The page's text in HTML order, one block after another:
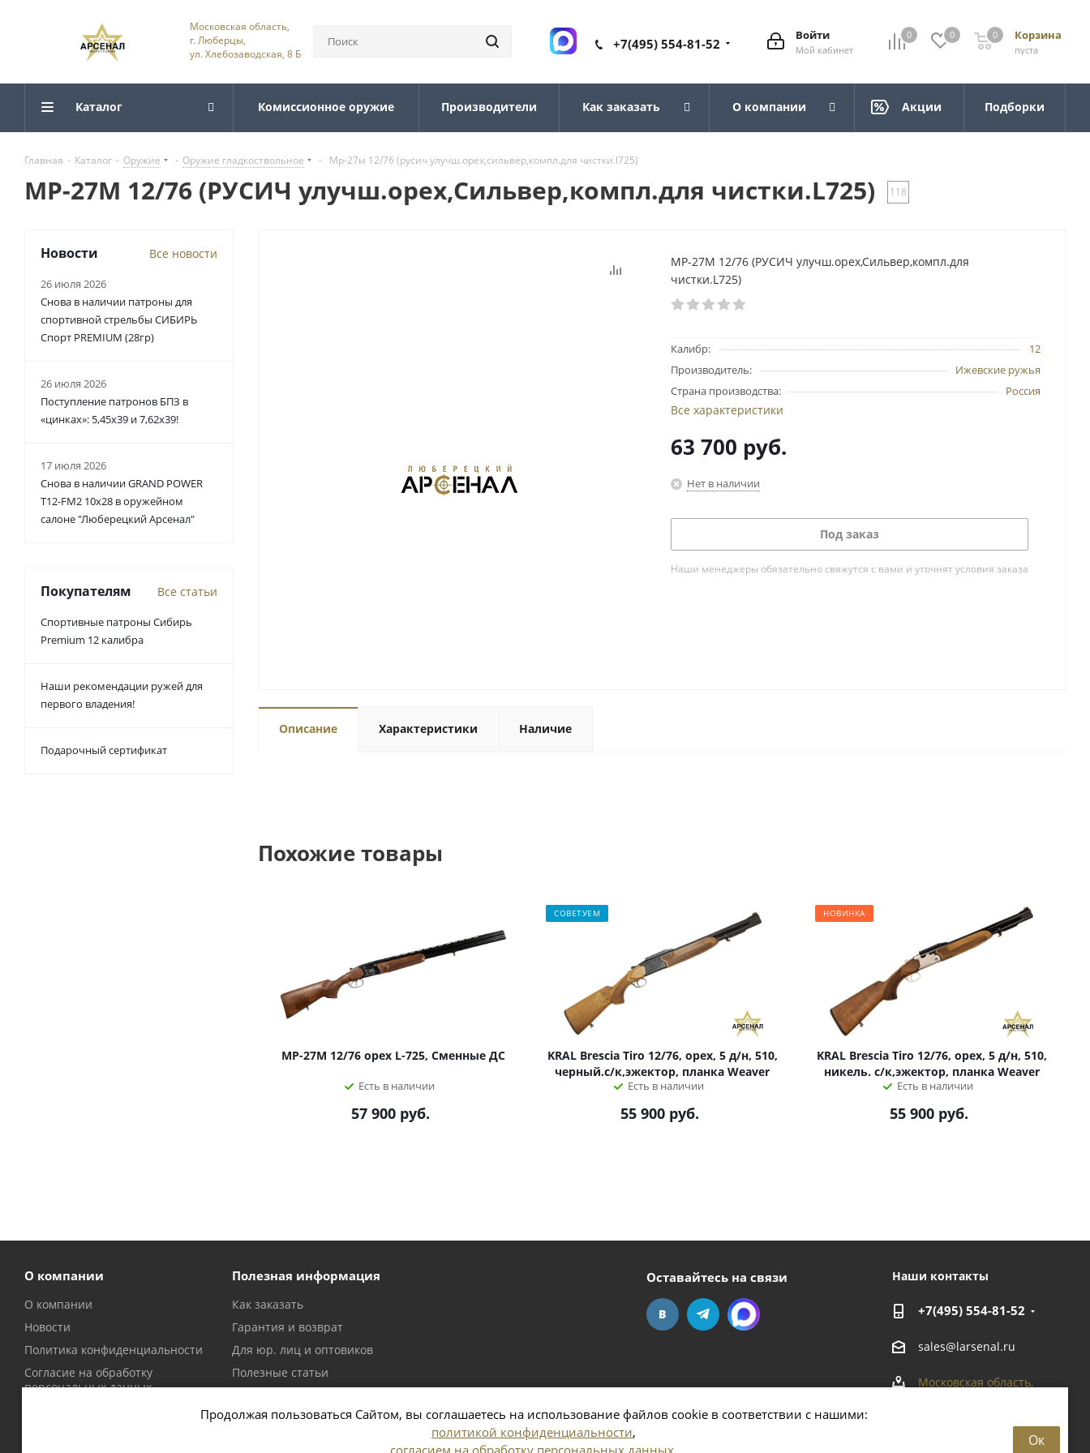
Продолжая пользоваться Сайтом, вы соглашаетесь на использование файлов cookie в соответствии с нашими:
политикой конфиденциальности,
согласием на обработку персональных данных
Ок
Московская область,
г. Люберцы,
ул. Хлебозаводская, 8 Б
0 0 Корзина
пуста
0
Войти
Мой кабинет
+7(495) 554-81-52
Каталог Комиссионное оружие Производители Как заказать О компании Акции Подборки
Главная - Каталог - Оружие - Оружие гладкоствольное - Мр-27м 12/76 (русич улучш.орех,сильвер,компл.для чистки.l725)
МР-27М 12/76 (РУСИЧ улучш.орех,Сильвер,компл.для чистки.L725) 118
МР-27М 12/76 (РУСИЧ улучш.орех,Сильвер,компл.для
чистки.L725)
Калибр:
12
Производитель:
Ижевские ружья
Страна производства:
Россия
Все характеристики
63 700 руб.
Нет в наличии
Под заказ
Наши менеджеры обязательно свяжутся с вами и уточнят условия заказа
Описание Характеристики Наличие
Похожие товары
МР-27М 12/76 орех L-725, Сменные ДС
Есть в наличии
57 900руб.
СОВЕТУЕМ
KRAL Brescia Tiro 12/76, орех, 5 д/н, 510,
черный.с/к,эжектор, планка Weaver
Есть в наличии
55 900руб.
НОВИНКА
KRAL Brescia Tiro 12/76, орех, 5 д/н, 510,
никель. с/к,эжектор, планка Weaver
Есть в наличии
55 900руб.
Новости Все новости
26 июля 2026
Снова в наличии патроны для
спортивной стрельбы СИБИРЬ
Спорт PREMIUM (28гр)
26 июля 2026
Поступление патронов БПЗ в
«цинках»: 5,45х39 и 7,62х39!
17 июля 2026
Снова в наличии GRAND POWER
T12-FM2 10x28 в оружейном
салоне "Люберецкий Арсенал"
Покупателям Все статьи
Спортивные патроны Сибирь
Premium 12 калибра
Наши рекомендации ружей для
первого владения!
Подарочный сертификат
О компании
О компании
Новости
Политика конфиденциальности
Согласие на обработку
персональных данных
Полезная информация
Как заказать
Гарантия и возврат
Для юр. лиц и оптовиков
Полезные статьи
Оставайтесь на связи Наши контакты
+7(495) 554-81-52
sales@larsenal.ru
Московская область,